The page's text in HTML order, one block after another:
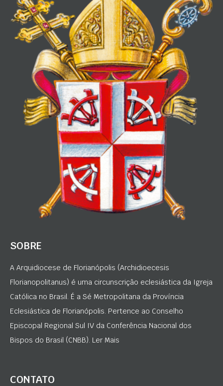
SOBRE
A Arquidiocese de Florianópolis (Archidioecesis
Florianopolitanus) é uma circunscrição eclesiástica da Igreja
Católica no Brasil. É a Sé Metropolitana da Província
Eclesiástica de Florianópolis. Pertence ao Conselho
Episcopal Regional Sul IV da Conferência Nacional dos
Bispos do Brasil (CNBB). Ler Mais
CONTATO